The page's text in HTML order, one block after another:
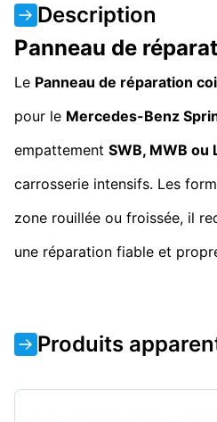
Description
Panneau de
Le Panneau de réparation
pour le Mercedes-Benz
empattement SWB, MWB ou
carrosserie intensifs. Les
zone rouillée ou froissée, il
une réparation fiable et
Produits